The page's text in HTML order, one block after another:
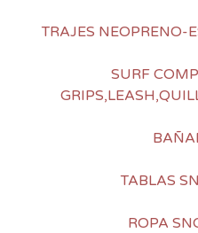
TRAJES NEOPRENO-
SURF
TABLAS
ROPA